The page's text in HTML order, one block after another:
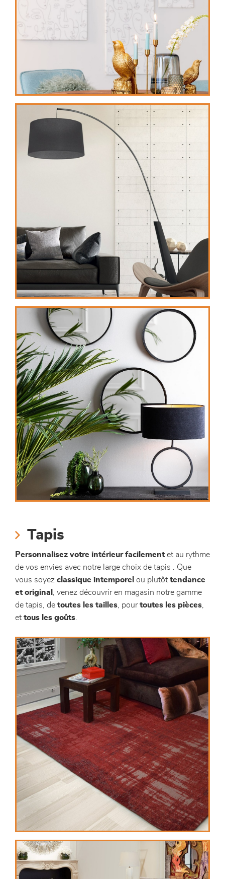
Tapis
Personnalisez votre intérieur facilement et au rythme
de vos envies avec notre large choix de tapis . Que
vous soyez classique intemporel ou plutôt tendance
et original
, venez découvrir en magasin notre gamme
de tapis, de toutes les tailles , pourtoutes les pièces
et tous les goûts